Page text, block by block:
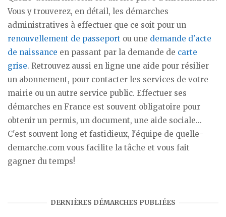
Vous y trouverez, en détail, les démarches
administratives à effectuer que ce soit pour un
renouvellement de passeport ou une demande d'acte
de naissance en passant par la demande de carte
grise. Retrouvez aussi en ligne une aide pour résilier
un abonnement, pour contacter les services de votre
mairie ou un autre service public. Effectuer ses
démarches en France est souvent obligatoire pour
obtenir un permis, un document, une aide sociale...
C'est souvent long et fastidieux, l'équipe de quelle-
demarche.com vous facilite la tâche et vous fait
gagner du temps!
DERNIÈRES DÉMARCHES PUBLIÉES